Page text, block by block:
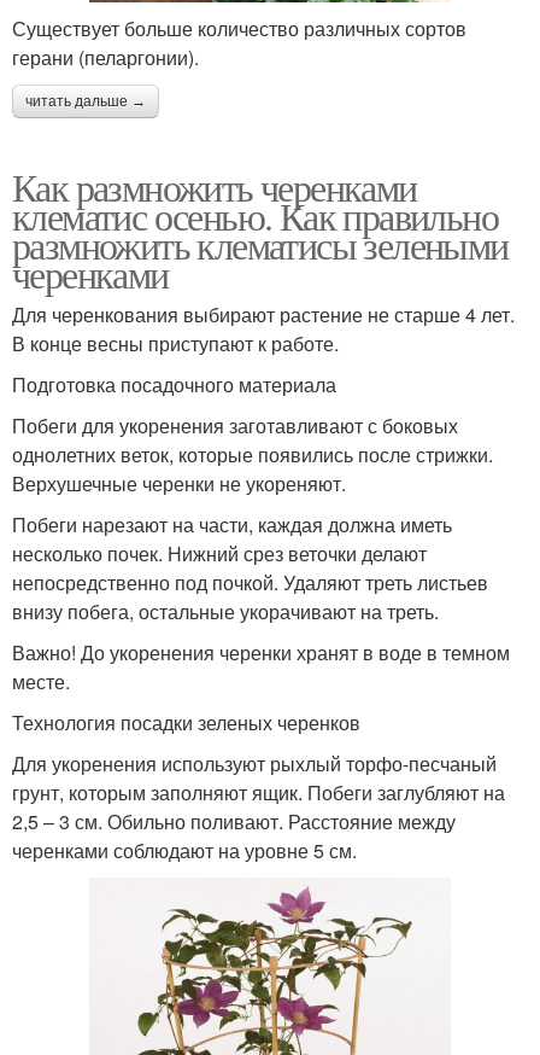
Существует больше количество различных сортов
герани (пеларгонии).
читать дальше →
Как размножить черенками
клематис осенью. Как правильно
размножить клематисы зелеными
черенками
Для черенкования выбирают растение не старше 4 лет.
В конце весны приступают к работе.
Подготовка посадочного материала
Побеги для укоренения заготавливают с боковых
однолетних веток, которые появились после стрижки.
Верхушечные черенки не укореняют.
Побеги нарезают на части, каждая должна иметь
несколько почек. Нижний срез веточки делают
непосредственно под почкой. Удаляют треть листьев
внизу побега, остальные укорачивают на треть.
Важно! До укоренения черенки хранят в воде в темном
месте.
Технология посадки зеленых черенков
Для укоренения используют рыхлый торфо-песчаный
грунт, которым заполняют ящик. Побеги заглубляют на
2,5 – 3 см. Обильно поливают. Расстояние между
черенками соблюдают на уровне 5 см.